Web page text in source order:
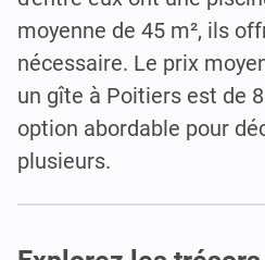
moyenne de 45 m², ils
nécessaire. Le prix
un gîte à Poitiers est de
option abordable pour
plusieurs.